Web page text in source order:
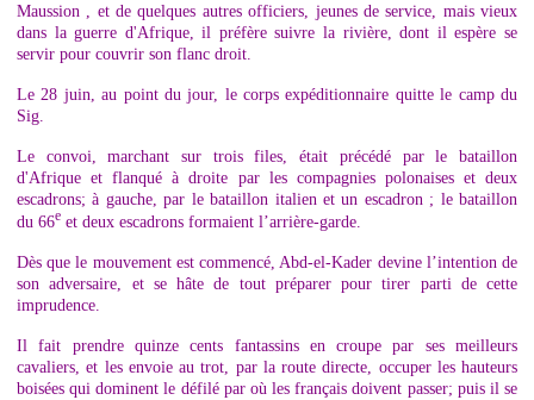
Maussion , et de quelques autres officiers, jeunes de service, mais vieux
dans la guerre d'Afrique, il préfère suivre la rivière, dont il espère se
servir pour couvrir son flanc droit.
Le 28 juin, au point du jour, le corps expéditionnaire quitte le camp du
Sig.
Le convoi, marchant sur trois files, était précédé par le bataillon
d'Afrique et flanqué à droite par les compagnies polonaises et deux
escadrons; à gauche, par le bataillon italien et un escadron ; le bataillon
du 66e et deux escadrons formaient l’arrière-garde.
Dès que le mouvement est commencé, Abd-el-Kader devine l’intention de
son adversaire, et se hâte de tout préparer pour tirer parti de cette
imprudence.
Il fait prendre quinze cents fantassins en croupe par ses meilleurs
cavaliers, et les envoie au trot, par la route directe, occuper les hauteurs
boisées qui dominent le défilé par où les français doivent passer; puis il se